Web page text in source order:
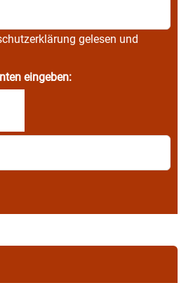
gelesen und
eingeben: